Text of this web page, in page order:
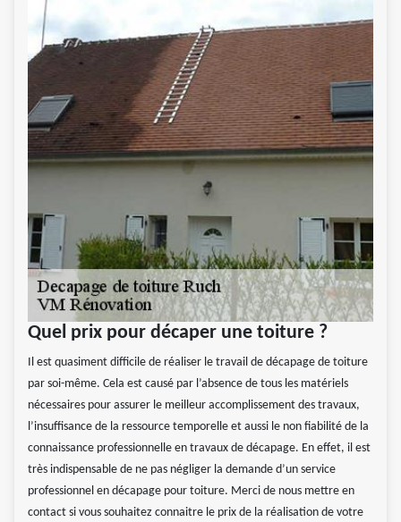
Quel prix pour décaper une toiture ?
Il est quasiment difficile de réaliser le travail de décapage de toiture
par soi-même. Cela est causé par l’absence de tous les matériels
nécessaires pour assurer le meilleur accomplissement des travaux,
l’insuffisance de la ressource temporelle et aussi le non fiabilité de la
connaissance professionnelle en travaux de décapage. En effet, il est
très indispensable de ne pas négliger la demande d’un service
professionnel en décapage pour toiture. Merci de nous mettre en
contact si vous souhaitez connaitre le prix de la réalisation de votre